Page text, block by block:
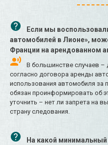
Если мы
автомобилей в Лионе»,
Франции на арендованном
В большинстве случаев –
согласно договора аренды
использования автомобиля за
обязан проинформировать об
уточнить – нет ли запрета на
страну следования.
На какой